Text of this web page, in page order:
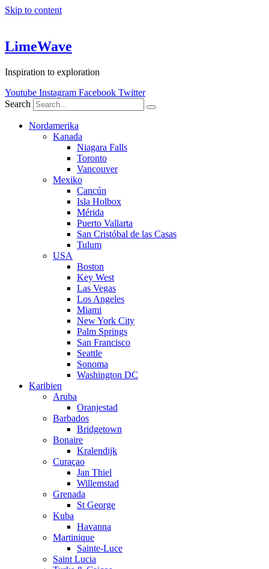
Skip to content
LimeWave
Inspiration to exploration
Youtube Instagram Facebook Twitter
Search
Nordamerika
Kanada
Niagara Falls
Toronto
Vancouver
Mexiko
Cancún
Isla Holbox
Mérida
Puerto Vallarta
San Cristóbal de las Casas
Tulum
USA
Boston
Key West
Las Vegas
Los Angeles
Miami
New York City
Palm Springs
San Francisco
Seattle
Sonoma
Washington DC
Karibien
Aruba
Oranjestad
Barbados
Bridgetown
Bonaire
Kralendijk
Curaçao
Jan Thiel
Willemstad
Grenada
St George
Kuba
Havanna
Martinique
Sainte-Luce
Saint Lucia